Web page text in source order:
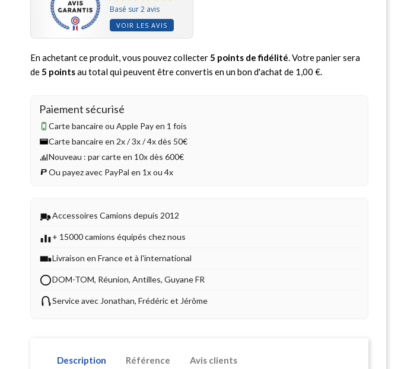
Basé sur 2 avis
VOIR LES AVIS
En achetant ce produit, vous pouvez collecter 5 points de fidélité . Votre panier sera
de 5 pointsau total qui peuvent être convertis en un bon d'achat de 1,00 €
Paiement sécurisé
Carte bancaire ou Apple Pay en 1 fois
Carte bancaire en 2x / 3x / 4x dès 50€
Nouveau : par carte en 10x dès 600€
Ou payez avec PayPal en 1x ou 4x
Accessoires Camions depuis 2012
+ 15000 camions équipés chez nous
Livraison en France et à l'international
DOM-TOM, Réunion, Antilles, Guyane FR
Service avec Jonathan, Frédéric et Jérôme
Description Référence Avis clients